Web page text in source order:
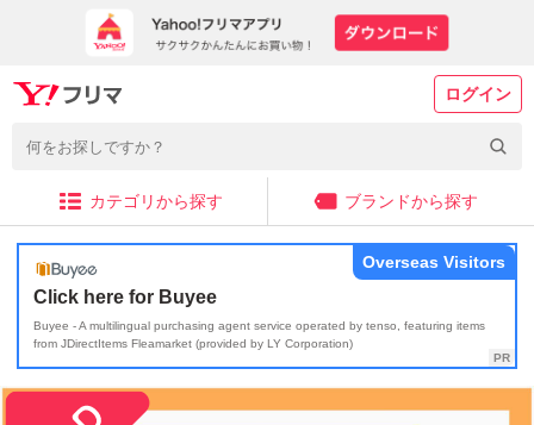
ログイン
カテゴリから探す ブランドから探す
Click here for Buyee
Buyee - A multilingual purchasing agent service operated by tenso, featuring items
from JDirectItems Fleamarket (provided by LY Corporation)
Overseas Visitors